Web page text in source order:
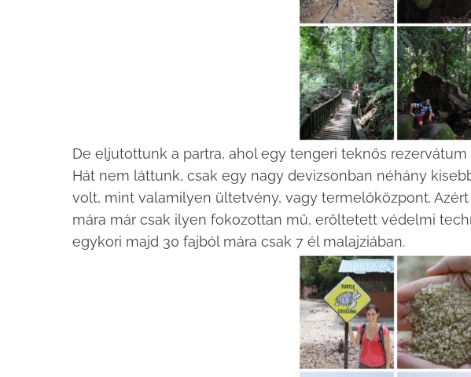
De eljutottunk a partra, ahol egy tengeri teknős
Hát nem láttunk, csak egy nagy devizsonban néhány
volt, mint valamilyen ültetvény, vagy termelőközpont.
mára már csak ilyen fokozottan mű, erőltetett védelmi
egykori majd 30 fajból mára csak 7 él malajziában.